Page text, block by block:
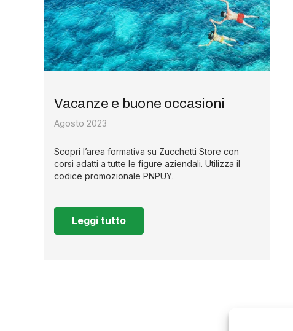
Vacanze e buone occasioni
Agosto 2023
Scopri l’area formativa su Zucchetti Store con
corsi adatti a tutte le figure aziendali. Utilizza il
codice promozionale PNPUY.
Leggi tutto